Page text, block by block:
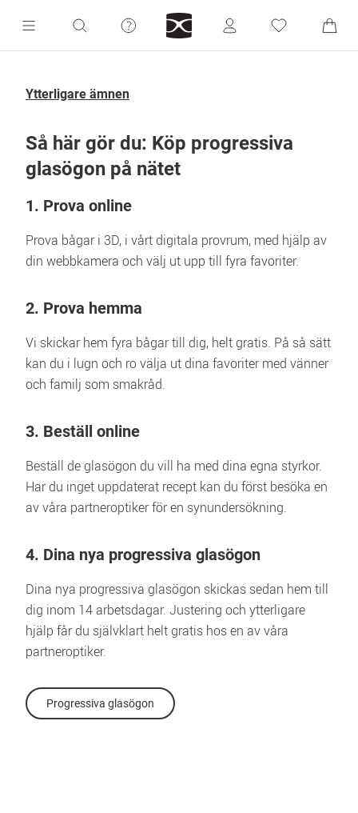
Ytterligare ämnen
Så här gör du: Köp progressiva
glasögon på nätet
1. Prova online
Prova bågar i 3D, i vårt digitala provrum, med hjälp av
din webbkamera och välj ut upp till fyra favoriter.
2. Prova hemma
Vi skickar hem fyra bågar till dig, helt gratis. På så sätt
kan du i lugn och ro välja ut dina favoriter med vänner
och familj som smakråd.
3. Beställ online
Beställ de glasögon du vill ha med dina egna styrkor.
Har du inget uppdaterat recept kan du först besöka en
av våra partneroptiker för en synundersökning.
4. Dina nya progressiva glasögon
Dina nya progressiva glasögon skickas sedan hem till
dig inom 14 arbetsdagar. Justering och ytterligare
hjälp får du självklart helt gratis hos en av våra
partneroptiker.
Progressiva glasögon